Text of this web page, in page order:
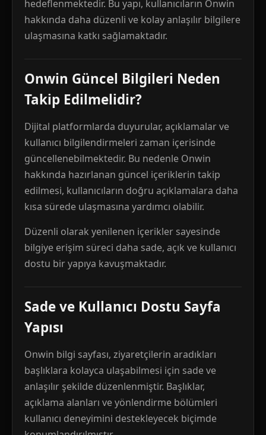
hedeflenmektedir. Bu yapı, kullanıcıların Onwin
hakkında daha düzenli ve kolay anlaşılır bilgilere
ulaşmasına katkı sağlamaktadır.
Onwin Güncel Bilgileri Neden
Takip Edilmelidir?
Dijital platformlarda duyurular, açıklamalar ve
kullanıcı bilgilendirmeleri zaman içerisinde
güncellenebilmektedir. Bu nedenle Onwin
hakkında hazırlanan güncel içeriklerin takip
edilmesi, kullanıcıların doğru açıklamalara daha
kısa sürede ulaşmasına yardımcı olabilir.
Düzenli olarak yenilenen içerikler sayesinde
bilgiye erişim süreci daha sade, açık ve kullanıcı
dostu bir yapıya kavuşmaktadır.
Sade ve Kullanıcı Dostu Sayfa
Yapısı
Onwin bilgi sayfası, ziyaretçilerin aradıkları
başlıklara kolayca ulaşabilmesi için sade ve
anlaşılır şekilde düzenlenmiştir. Başlıklar,
açıklama alanları ve yönlendirme bölümleri
kullanıcı deneyimini destekleyecek biçimde